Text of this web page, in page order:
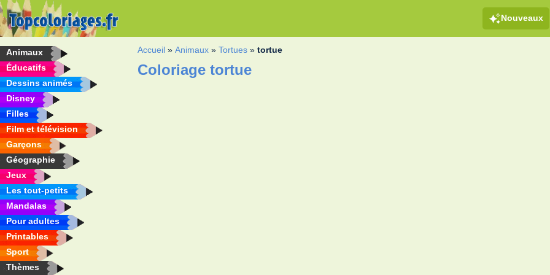
Nouveaux
Animaux
Éducatifs
Dessins animés
Disney
Filles
Film et télévision
Garçons
Géographie
Jeux
Les tout-petits
Mandalas
Pour adultes
Printables
Sport
Thèmes
Accueil »Animaux »Tortues »tortue
Coloriage tortue